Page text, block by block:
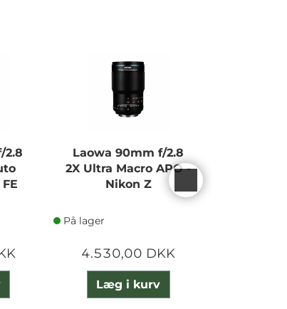
2.8
Laowa 90mm f/2.8
2X Ultra Macro APO -
Nikon Z
På lager
4.530,00 DKK
Læg i kurv